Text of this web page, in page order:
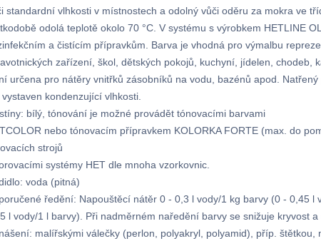
standardní vlhkosti v místnostech a odolný vůči oděru za mokra ve
odolá teplotě okolo 70 °C. V systému s výrobkem HETLINE
a čistícím přípravkům. Barva je vhodná pro výmalbu
zařízení, škol, dětských pokojů, kuchyní, jídelen, chodeb,
určena pro nátěry vnitřků zásobníků na vodu, bazénů apod.
vystaven kondenzující vlhkosti.
bílý, tónování je možné provádět tónovacími barvami
nebo tónovacím přípravkem KOLORKA FORTE (max. do
strojů
systémy HET dle mnoha vzorkovnic.
voda (pitná)
ředění: Napouštěcí nátěr 0 - 0,3 l vody/1 kg barvy (0 - 0,45
l vody/1 l barvy). Při nadměrném naředění barvy se snižuje kryvost
malířskými válečky (perlon, polyakryl, polyamid), příp.